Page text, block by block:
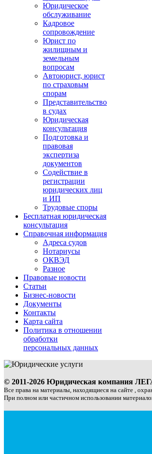
Юридическое
обслуживание
Кадровое
сопровождение
Юрист по
жилищным и
земельным
вопросам
Автоюрист, юрист
по страховым
спорам
Представительство
в судах
Юридическая
консультация
Подготовка и
правовая
экспертиза
документов
Содействие в
регистрации
юридических лиц
и ИП
Трудовые споры
Бесплатная юридическая
консультация
Справочная информация
Адреса судов
Нотариусы
ОКВЭД
Разное
Правовые новости
Статьи
Бизнес-новости
Документы
Контакты
Карта сайта
Политика в отношении
обработки
персональных данных
© 2011-2026 Юридическая компания
Все права на материалы, находящиеся на сайте ,
При полном или частичном использовании